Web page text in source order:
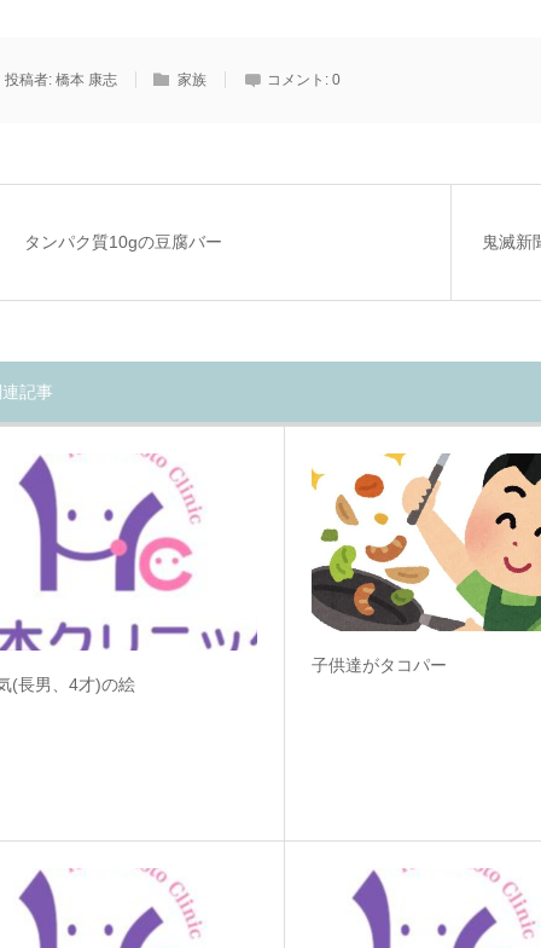
投稿者: 橋本 康志 家族 コメント: 0
タンパク質10gの豆腐バー 鬼滅新
記事
(長男、4才)の絵
子供達がタコパー